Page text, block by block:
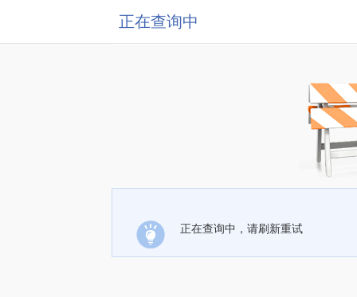
正在查询中
正在查询中，请刷新重试